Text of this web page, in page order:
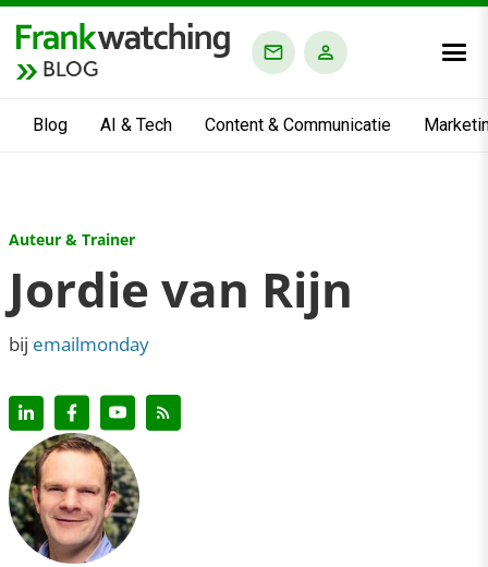
BLOG
Blog AI & Tech Content & Communicatie
Auteur & Trainer
Jordie van Rijn
bij emailmonday